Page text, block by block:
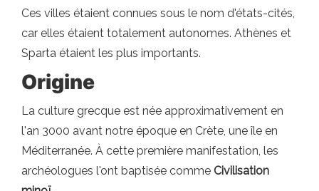
Ces villes étaient connues sous le nom d'états-cités,
car elles étaient totalement autonomes. Athènes et
Sparta étaient les plus importants.
Origine
La culture grecque est née approximativement en
l'an 3000 avant notre époque en Crète, une île en
Méditerranée. À cette première manifestation, les
archéologues l'ont baptisée comme Civilisation